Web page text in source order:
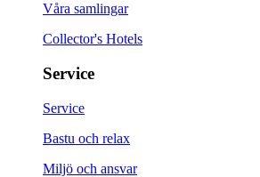
Våra samlingar
Collector's Hotels
Service
Service
Bastu och relax
Miljö och ansvar